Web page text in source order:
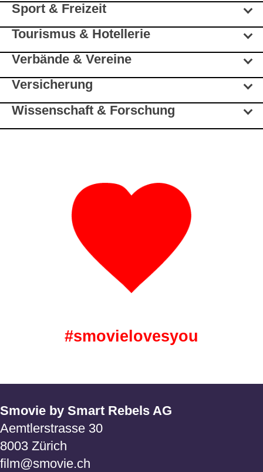
Sport & Freizeit
Tourismus & Hotellerie
Verbände & Vereine
Versicherung
Wissenschaft & Forschung
#smovielovesyou
Smovie by Smart Rebels AG
Aemtlerstrasse 30
8003 Zürich
film@smovie.ch